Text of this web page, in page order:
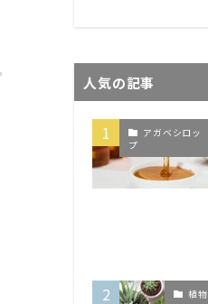
人気の記事
アガベシロッ
プ
植物